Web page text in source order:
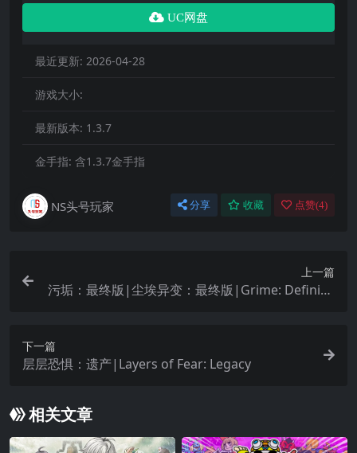
UC网盘
最近更新: 2026-04-28
游戏大小:
最新版本: 1.3.7
金手指: 含1.3.7金手指
NS头号玩家 分享 收藏 点赞(4)
上一篇
污垢：最终版|尘埃异变：最终版|Grime: Definitiv
下一篇
层层恐惧：遗产|Layers of Fear: Legacy
相关文章